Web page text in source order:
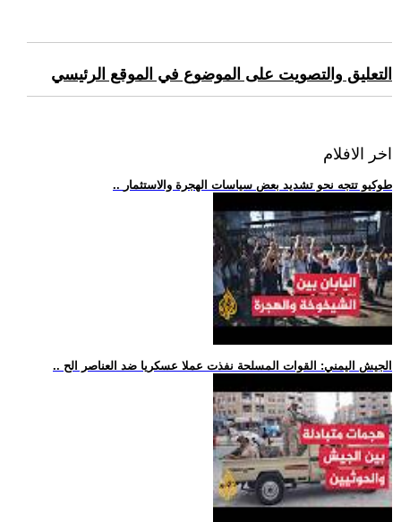
التعليق والتصويت على الموضوع في الموقع الرئيسي
اخر الافلام
.. طوكيو تتجه نحو تشديد بعض سياسات الهجرة والاستثمار
.. الجيش اليمني: القوات المسلحة نفذت عملا عسكريا ضد العناصر الح